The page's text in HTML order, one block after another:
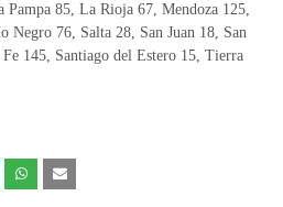
Pampa 85, La Rioja 67, Mendoza 125,
Negro 76, Salta 28, San Juan 18, San
145, Santiago del Estero 15, Tierra